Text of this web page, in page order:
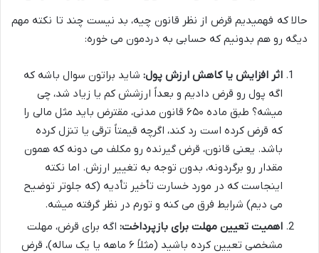
حالا که فهمیدیم قرض از نظر قانون چیه، بد نیست چند تا نکته مهم
دیگه رو هم بدونیم که حسابی به دردمون می خوره:
اثر افزایش یا کاهش ارزش پول: شاید براتون سوال باشه که
اگه پول رو قرض دادیم و بعداً ارزشش کم یا زیاد شد، چی
میشه؟ طبق ماده ۶۵۰ قانون مدنی، مقترض باید مثل مالی را
که قرض کرده است رد کند، اگرچه قیمتاً ترقی یا تنزل کرده
باشد. یعنی قانون، قرض گیرنده رو مکلف می دونه که همون
مقدار رو برگردونه، بدون توجه به تغییر ارزش. اما نکته
اینجاست که در مورد خسارت تأخیر تأدیه (که جلوتر توضیح
می دیم) شرایط فرق می کنه و تورم در نظر گرفته میشه.
اهمیت تعیین مهلت برای بازپرداخت: اگه برای قرض، مهلت
مشخصی تعیین کرده باشید (مثلاً ۶ ماهه یا یک ساله)، قرض